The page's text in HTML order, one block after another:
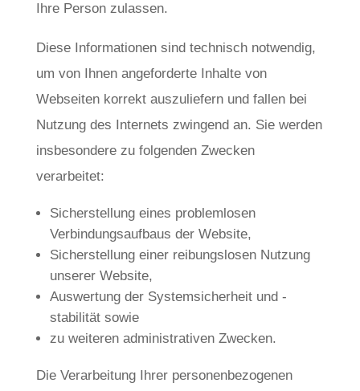
Ihre Person zulassen.
Diese Informationen sind technisch notwendig,
um von Ihnen angeforderte Inhalte von
Webseiten korrekt auszuliefern und fallen bei
Nutzung des Internets zwingend an. Sie werden
insbesondere zu folgenden Zwecken
verarbeitet:
Sicherstellung eines problemlosen
Verbindungsaufbaus der Website,
Sicherstellung einer reibungslosen Nutzung
unserer Website,
Auswertung der Systemsicherheit und -
stabilität sowie
zu weiteren administrativen Zwecken.
Die Verarbeitung Ihrer personenbezogenen